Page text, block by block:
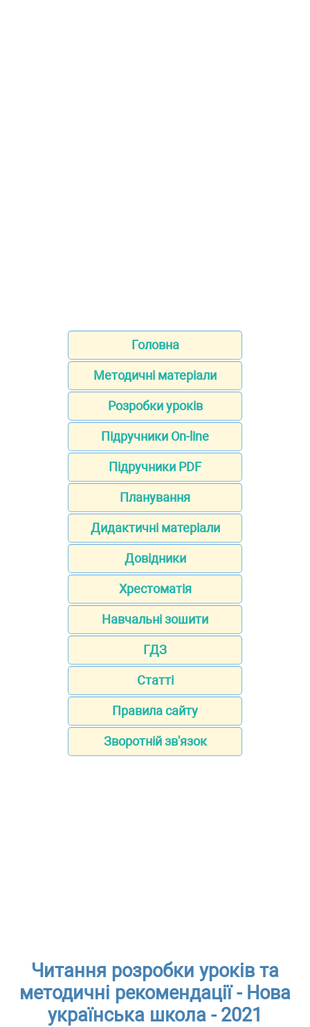
Головна
Методичні матеріали
Розробки уроків
Підручники On-line
Підручники PDF
Планування
Дидактичні матеріали
Довідники
Хрестоматія
Навчальні зошити
ГДЗ
Статті
Правила сайту
Зворотній зв'язок
Читання розробки уроків та
методичні рекомендації - Нова
українська школа - 2021